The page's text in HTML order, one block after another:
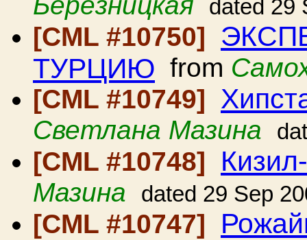
dated 29
[CML #10750]
ТУРЦИЮ from
[CML #10749]
Светлана Мазина
[CML #10748]
Мазина dated 29 Sep
[CML #10747]